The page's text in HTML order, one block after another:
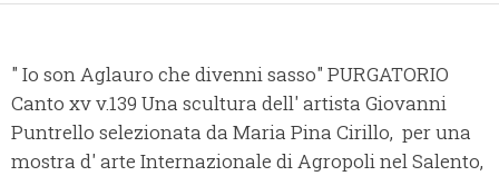
" Io son Aglauro che divenni sasso" PURGATORIO
Canto xv v.139 Una scultura dell' artista Giovanni
Puntrello selezionata da Maria Pina Cirillo, per una
mostra d' arte Internazionale di Agropoli nel Salento,